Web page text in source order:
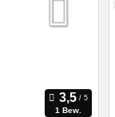
1 Bew.